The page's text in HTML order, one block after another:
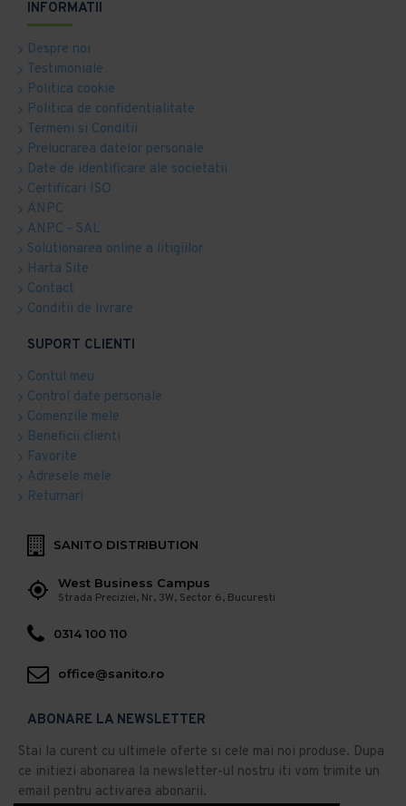
INFORMATII
Despre noi
Testimoniale
Politica cookie
Politica de confidentialitate
Termeni si Conditii
Prelucrarea datelor personale
Date de identificare ale societatii
Certificari ISO
ANPC
ANPC - SAL
Solutionarea online a litigiilor
Harta Site
Contact
Conditii de livrare
SUPORT CLIENTI
Contul meu
Control date personale
Comenzile mele
Beneficii clienti
Favorite
Adresele mele
Returnari
SANITO DISTRIBUTION
West Business Campus
Strada Preciziei, Nr, 3W, Sector 6, Bucuresti
0314 100 110
office@sanito.ro
ABONARE LA NEWSLETTER
Stai la curent cu ultimele oferte si cele mai noi produse. Dupa
ce initiezi abonarea la newsletter-ul nostru iti vom trimite un
email pentru activarea abonarii.